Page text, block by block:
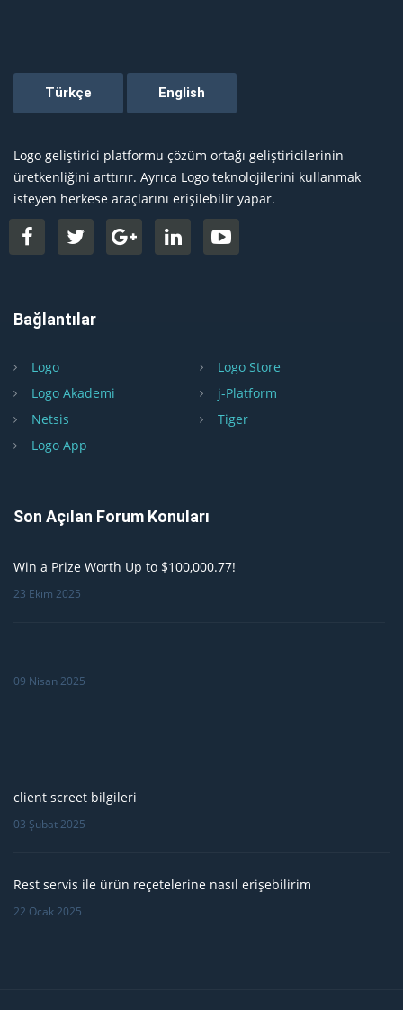
Logo geliştirici platformu çözüm ortağı geliştiricilerinin
üretkenliğini arttırır. Ayrıca Logo teknolojilerini kullanmak
isteyen herkese araçlarını erişilebilir yapar.
Bağlantılar
Logo
Logo Store
Logo Akademi
j-Platform
Netsis
Tiger
Logo App
Son Açılan Forum Konuları
Win a Prize Worth Up to $100,000.77!
23 Ekim 2025
09 Nisan 2025
client screet bilgileri
03 Şubat 2025
Rest servis ile ürün reçetelerine nasıl erişebilirim
22 Ocak 2025